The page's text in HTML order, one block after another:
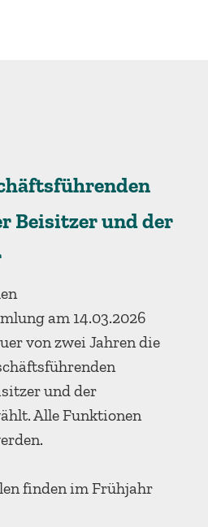
Beisitzer und der
am 14.03.2026
von zwei Jahren die
und der
Alle Funktionen
finden im Frühjahr